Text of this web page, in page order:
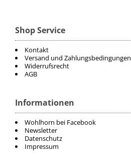
Shop Service
Kontakt
Versand und Zahlungsbedingungen
Widerrufsrecht
AGB
Informationen
Wohlhorn bei Facebook
Newsletter
Datenschutz
Impressum